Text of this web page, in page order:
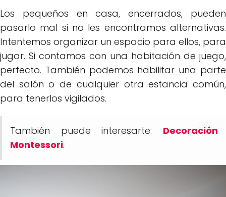
Los pequeños en casa, encerrados, pueden
pasarlo mal si no les encontramos alternativas.
Intentemos organizar un espacio para ellos, para
jugar. Si contamos con una habitación de juego,
perfecto. También podemos habilitar una parte
del salón o de cualquier otra estancia común,
para tenerlos vigilados.
También puede interesarte: Decoración
Montessori.